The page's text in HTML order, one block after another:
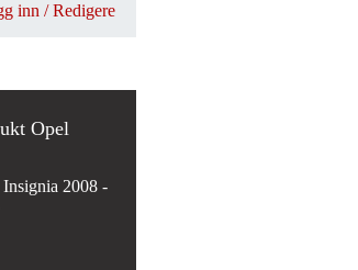
inn / Redigere
Opel
2008 -